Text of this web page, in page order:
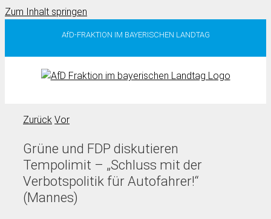
Zum Inhalt springen
AfD-FRAKTION IM BAYERISCHEN LANDTAG
Zurück Vor
Grüne und FDP diskutieren
Tempolimit – „Schluss mit der
Verbotspolitik für Autofahrer!“
(Mannes)